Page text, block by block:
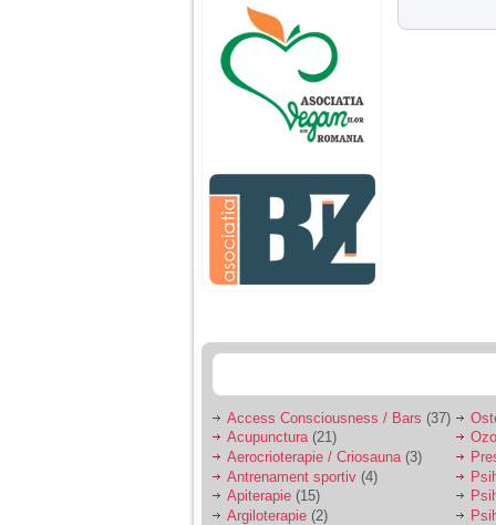
ani, privind in urma
realizez cat de multe
greseli am facut in
educatia si cresterea
ei, am fost o mama
egoista, preocupata
de implinirea
profesionala, cand ea
era mica am neglijat-
agresiva, orice
greseala era taxata cu
o palma sau pedepse.
De 4 ani am o relatie
serioasa cu un barbat
sa se manifeste o
Ma aflu aici pentru ca
vreau sa stiu daca am
nevoie de un psiholog
sau psihiatru.
Access Consciousness / Bars (37)
Acupunctura(21)
Aerocrioterapie / Criosauna (3)
Antrenament sportiv (4)
Apiterapie (15)
Argiloterapie (2)